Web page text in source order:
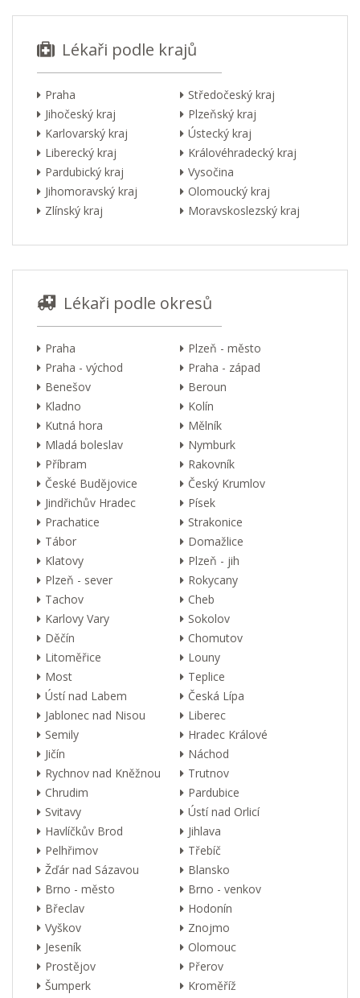
Lékaři podle krajů
Praha
Středočeský kraj
Jihočeský kraj
Plzeňský kraj
Karlovarský kraj
Ústecký kraj
Liberecký kraj
Královéhradecký kraj
Pardubický kraj
Vysočina
Jihomoravský kraj
Olomoucký kraj
Zlínský kraj
Moravskoslezský kraj
Lékaři podle okresů
Praha
Plzeň - město
Praha - východ
Praha - západ
Benešov
Beroun
Kladno
Kolín
Kutná hora
Mělník
Mladá boleslav
Nymburk
Příbram
Rakovník
České Budějovice
Český Krumlov
Jindřichův Hradec
Písek
Prachatice
Strakonice
Tábor
Domažlice
Klatovy
Plzeň - jih
Plzeň - sever
Rokycany
Tachov
Cheb
Karlovy Vary
Sokolov
Děčín
Chomutov
Litoměřice
Louny
Most
Teplice
Ústí nad Labem
Česká Lípa
Jablonec nad Nisou
Liberec
Semily
Hradec Králové
Jičín
Náchod
Rychnov nad Kněžnou
Trutnov
Chrudim
Pardubice
Svitavy
Ústí nad Orlicí
Havlíčkův Brod
Jihlava
Pelhřimov
Třebíč
Žďár nad Sázavou
Blansko
Brno - město
Brno - venkov
Břeclav
Hodonín
Vyškov
Znojmo
Jeseník
Olomouc
Prostějov
Přerov
Šumperk
Kroměříž